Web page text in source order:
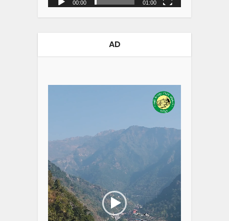
00:00 01:00
AD